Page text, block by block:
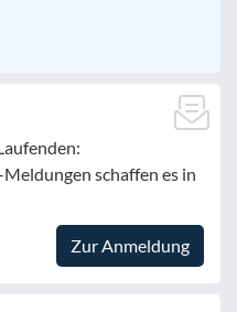
schaffen es in
Zur Anmeldung